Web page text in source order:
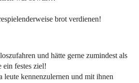
brot verdienen!
und hätte gerne zumindest als
ein festes ziel!
leute kennenzulernen und mit ihnen